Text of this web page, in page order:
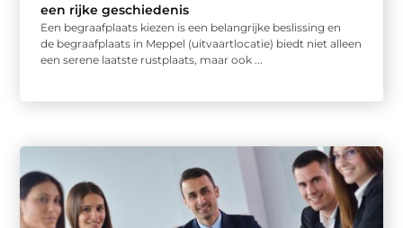
een rijke geschiedenis
Een begraafplaats kiezen is een belangrijke beslissing en
de begraafplaats in Meppel (uitvaartlocatie) biedt niet alleen
een serene laatste rustplaats, maar ook ...